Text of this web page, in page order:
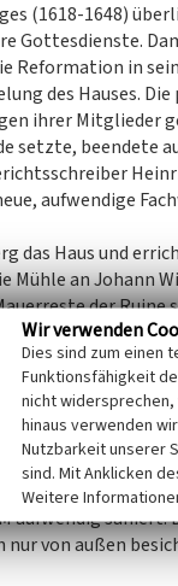
(1618-1648)
Gottesdienste.
Reformation in
des Hauses.
ihrer
setzte, beendete
aufwendige
das Haus und
Mühle an Johann
der
gründete
Schuh- und
für den
2014 wurden
gebaut.
Fachwerkhaus
aufwendig
nur von außen
Wir verwenden
Dies sind zum einen
Funktionsfähigkeit
nicht widersprechen,
hinaus verwenden
Nutzbarkeit unserer
sind. Mit Anklicken
Weitere